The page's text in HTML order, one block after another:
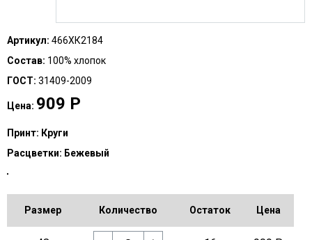
Артикул: 466ХК2184
Состав: 100% хлопок
ГОСТ: 31409-2009
Цена: 909 Р
Принт: Круги
Расцветки: Бежевый
Размер Количество Остаток Цена